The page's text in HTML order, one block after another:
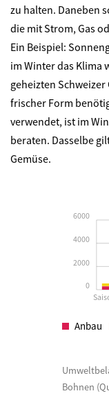
zu halten. Daneben
die mit Strom, Gas
Ein Beispiel:
im Winter das Klima
geheizten
frischer Form
verwendet, ist im
beraten. Dasselbe
Gemüse.
0
2000
4000
6000
Anbau
Bohnen